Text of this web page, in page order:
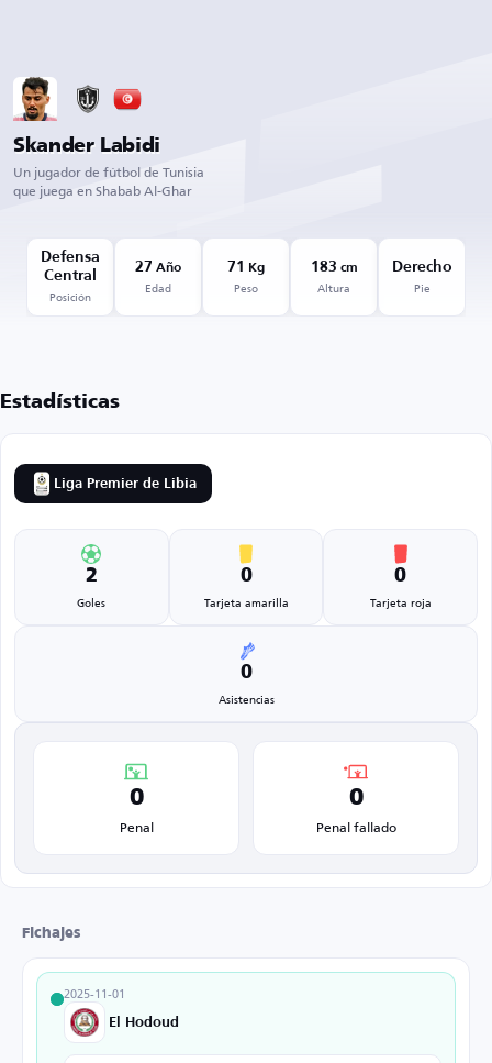
Skander Labidi
Un jugador de fútbol de Tunisia
que juega en Shabab Al-Ghar
Defensa
Central
Posición
27 Año
Edad
71 Kg
Peso
183 cm
Altura
Derecho
Pie
Estadísticas
Liga Premier de Libia
2
Goles
0
Tarjeta amarilla
0
Tarjeta roja
0
Asistencias
0
Penal
0
Penal fallado
Fichajes
2025-11-01
El Hodoud